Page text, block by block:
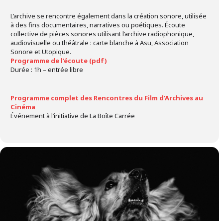
L’archive se rencontre également dans la création sonore, utilisée
à des fins documentaires, narratives ou poétiques. Écoute
collective de pièces sonores utilisant l’archive radiophonique,
audiovisuelle ou théâtrale : carte blanche à Asu, Association
Sonore et Utopique.
Programme de l’écoute (pdf)
Durée : 1h – entrée libre
Programme complet des Rencontres du Film d’Archives au
Cinéma
Événement à l’initiative de La Boîte Carrée